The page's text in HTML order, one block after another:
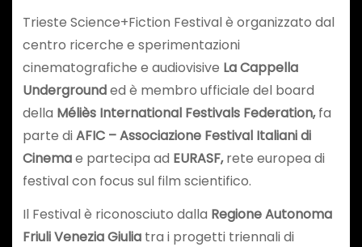
Trieste Science+Fiction Festival è organizzato dal
centro ricerche e sperimentazioni
cinematografiche e audiovisive La Cappella
Undergrounded è membro ufficiale del board
della Méliès International Festivals Federation,fa
parte diAFIC – Associazione Festival Italiani di
Cinemae partecipa ad EURASF,rete europea di
festival con focus sul film scientifico.
Il Festival è riconosciuto dalla Regione Autonoma
Friuli Venezia Giuliatra i progetti triennali di